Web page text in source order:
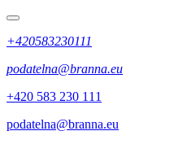
+420583230111
podatelna@branna.eu
+420 583 230 111
podatelna@branna.eu